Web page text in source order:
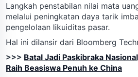
Langkah penstabilan nilai mata
melalui peningkatan daya tarik
pengelolaan likuiditas pasar.
Hal ini dilansir dari Bloomberg
>>> Batal Jadi Paskibraka
Raih Beasiswa Penuh ke China